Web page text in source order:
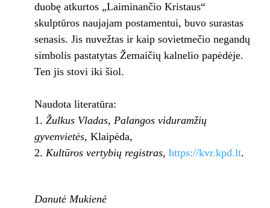
duobę atkurtos „Laiminančio Kristaus“
skulptūros naujajam postamentui, buvo surastas
senasis. Jis nuvežtas ir kaip sovietmečio negandų
simbolis pastatytas Žemaičių kalnelio papėdėje.
Ten jis stovi iki šiol.
Naudota literatūra:
Žulkus Vladas, Palangos viduramžių
gyvenvietės, Klaipėda,
Kultūros vertybių registras, https://kvr.kpd.lt.
Danutė Mukienė